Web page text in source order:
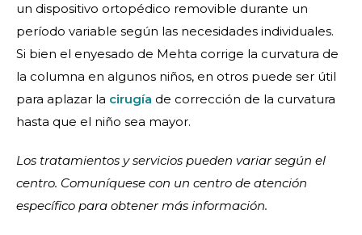
un dispositivo ortopédico removible durante un
período variable según las necesidades individuales.
Si bien el enyesado de Mehta corrige la curvatura de
la columna en algunos niños, en otros puede ser útil
para aplazar la cirugía de corrección de la curvatura
hasta que el niño sea mayor.
Los tratamientos y servicios pueden variar según el
centro. Comuníquese con un centro de atención
específico para obtener más información.